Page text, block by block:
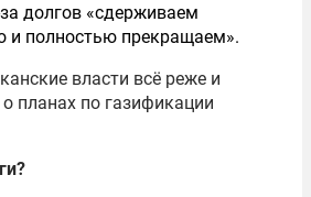
долгов «сдерживаем
и полностью прекращаем».
власти всё реже и
планах по газификации